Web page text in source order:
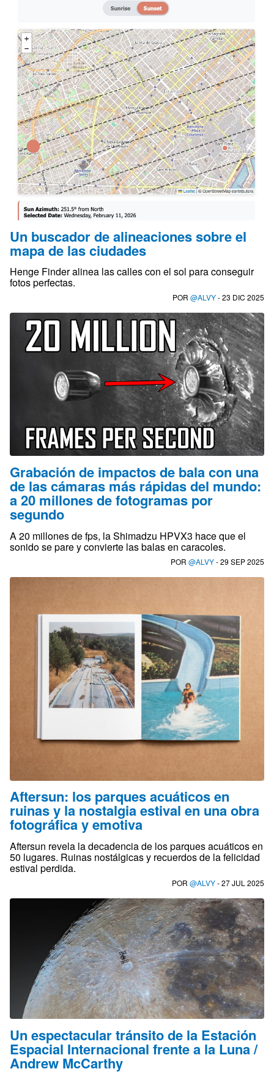
Un buscador de alineaciones sobre el
mapa de las ciudades
Henge Finder alinea las calles con el sol para conseguir
fotos perfectas.
POR @ALVY- 23 DIC 2025
Grabación de impactos de bala con una
de las cámaras más rápidas del mundo:
a 20 millones de fotogramas por
segundo
A 20 millones de fps, la Shimadzu HPVX3 hace que el
sonido se pare y convierte las balas en caracoles.
POR @ALVY- 29 SEP 2025
Aftersun: los parques acuáticos en
ruinas y la nostalgia estival en una obra
fotográfica y emotiva
Aftersun revela la decadencia de los parques acuáticos en
50 lugares. Ruinas nostálgicas y recuerdos de la felicidad
estival perdida.
POR @ALVY- 27 JUL 2025
Un espectacular tránsito de la Estación
Espacial Internacional frente a la Luna /
Andrew McCarthy